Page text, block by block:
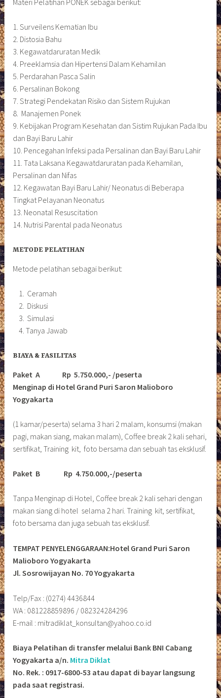
1. Surveilens Kematian Ibu
2. Distosia Bahu
3. Kegawatdaruratan Medik
4. Preeklamsia dan Hipertensi Dalam Kehamilan
5. Perdarahan Pasca Salin
6. Persalinan Bokong
7. Strategi Pendekatan Risiko dan Sistem Rujukan
8. Manajemen Ponek
9. Kebijakan Program Kesehatan dan Sistim Rujukan Pada Ibu
dan Bayi Baru Lahir
10. Pencegahan Infeksi pada Persalinan dan Bayi Baru Lahir
11. Tata Laksana Kegawatdaruratan pada Kehamilan,
Persalinan dan Nifas
12. Kegawatan Bayi Baru Lahir/ Neonatus di Beberapa
Tingkat Pelayanan Neonatus
13. Neonatal Resuscitation
14. Nutrisi Parental pada Neonatus
METODE PELATIHAN
Metode pelatihan sebagai berikut:
Ceramah
Diskusi
Simulasi
Tanya Jawab
BIAYA & FASILITAS
Paket A Rp 5.750.000,- /peserta
Menginap di Hotel Grand Puri Saron Malioboro
Yogyakarta
(1 kamar/peserta) selama 3 hari 2 malam, konsumsi (makan
pagi, makan siang, makan malam), Coffee break 2 kali sehari,
sertifikat, Training kit, foto bersama dan sebuah tas eksklusif.
Paket B Rp 4.750.000,-/peserta
Tanpa Menginap di Hotel, Coffee break 2 kali sehari dengan
makan siang di hotel selama 2 hari. Training kit, sertifikat,
foto bersama dan juga sebuah tas eksklusif.
TEMPAT PENYELENGGARAAN:Hotel Grand Puri Saron
Malioboro Yogyakarta
Jl. Sosrowijayan No. 70 Yogyakarta
Telp/Fax : (0274) 4436844
WA : 081228859896 / 082324284296
E-mail : mitradiklat_konsultan@yahoo.co.id
Biaya Pelatihan di transfer melalui Bank BNI Cabang
Yogyakarta a/n. Mitra Diklat
No. Rek. : 0917-6800-53 atau dapat di bayar langsung
pada saat registrasi.